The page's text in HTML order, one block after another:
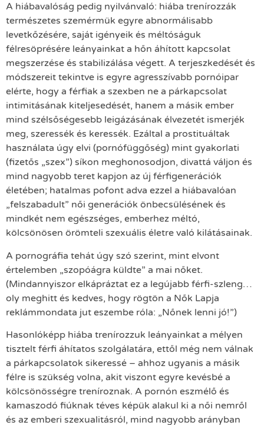
A hiábavalóság pedig nyilvánvaló: hiába trenírozzák
természetes szemérmük egyre abnormálisabb
levetkőzésére, saját igényeik és méltóságuk
félresöprésére leányainkat a hőn áhított kapcsolat
megszerzése és stabilizálása végett. A terjeszkedését és
módszereit tekintve is egyre agresszívabb pornóipar
elérte, hogy a férfiak a szexben ne a párkapcsolat
intimitásának kiteljesedését, hanem a másik ember
mind szélsőségesebb leigázásának élvezetét ismerjék
meg, szeressék és keressék. Ezáltal a prostituáltak
használata úgy elvi (pornófüggőség) mint gyakorlati
(fizetős „szex”) síkon meghonosodjon, divattá váljon és
mind nagyobb teret kapjon az új férfigenerációk
életében; hatalmas pofont adva ezzel a hiábavalóan
„felszabadult” női generációk önbecsülésének és
mindkét nem egészséges, emberhez méltó,
kölcsönösen örömteli szexuális életre való kilátásainak.
A pornográfia tehát úgy szó szerint, mint elvont
értelemben „szopóágra küldte” a mai nőket.
(Mindannyiszor elkápráztat ez a legújabb férfi-szleng…
oly meghitt és kedves, hogy rögtön a Nők Lapja
reklámmondata jut eszembe róla: „Nőnek lenni jó!”)
Hasonlóképp hiába trenírozzuk leányainkat a mélyen
tisztelt férfi áhítatos szolgálatára, ettől még nem válnak
a párkapcsolatok sikeressé – ahhoz ugyanis a másik
félre is szükség volna, akit viszont egyre kevésbé a
kölcsönösségre treníroznak. A pornón eszmélő és
kamaszodó fiúknak téves képük alakul ki a női nemről
és az emberi szexualitásról, mind nagyobb arányban